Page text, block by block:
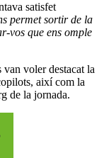
satisfet
permet sortir de la
vos que ens omple
voler destacat la
així com la
de la jornada.